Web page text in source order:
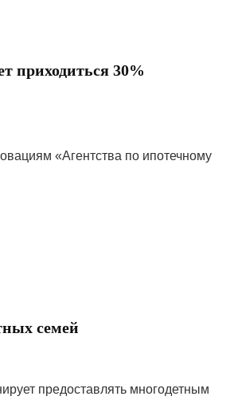
приходиться 30%
«Агентства по ипотечному
семей
предоставлять многодетным